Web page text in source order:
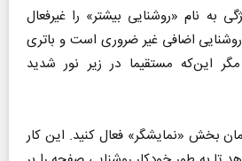
به نام «روشنایی بیشتر» را غیرفعال
روشنایی اضافی غیر ضروری است و باتری
این‌که مستقیما در زیر نور شدید
بخش «نمایشگر» فعال کنید. این کار